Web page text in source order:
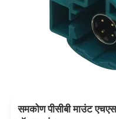
समकोण पीसीबी माउंट